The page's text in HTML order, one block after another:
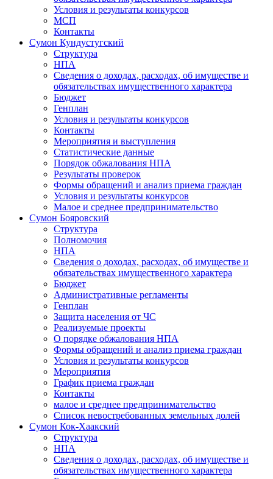
Условия и результаты конкурсов
МСП
Контакты
Сумон Кундустугский
Структура
НПА
Сведения о доходах, расходах, об имуществе и
обязательствах имущественного характера
Бюджет
Генплан
Условия и результаты конкурсов
Контакты
Мероприятия и выступления
Статистические данные
Порядок обжалования НПА
Результаты проверок
Формы обращений и анализ приема граждан
Условия и результаты конкурсов
Малое и среднее предпринимательство
Сумон Бояровский
Структура
Полномочия
НПА
Сведения о доходах, расходах, об имуществе и
обязательствах имущественного характера
Бюджет
Административные регламенты
Генплан
Защита населения от ЧС
Реализуемые проекты
О порядке обжалования НПА
Формы обращений и анализ приема граждан
Условия и результаты конкурсов
Мероприятия
График приема граждан
Контакты
малое и среднее предпринимательство
Список невостребованных земельных долей
Сумон Кок-Хаакский
Структура
НПА
Сведения о доходах, расходах, об имуществе и
обязательствах имущественного характера